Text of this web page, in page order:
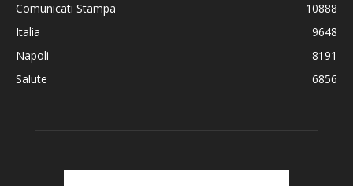
Comunicati Stampa
10888
Italia
9648
Napoli
8191
Salute
6856